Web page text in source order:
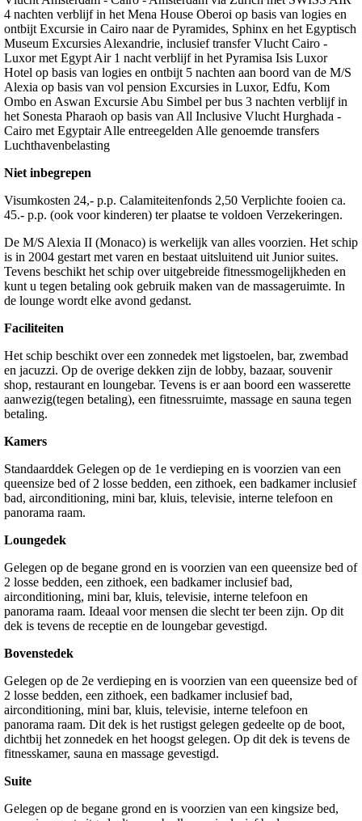
4 nachten verblijf in het Mena House Oberoi op basis van logies en
ontbijt Excursie in Cairo naar de Pyramides, Sphinx en het Egyptisch
Museum Excursies Alexandrie, inclusief transfer Vlucht Cairo -
Luxor met Egypt Air 1 nacht verblijf in het Pyramisa Isis Luxor
Hotel op basis van logies en ontbijt 5 nachten aan boord van de M/S
Alexia op basis van vol pension Excursies in Luxor, Edfu, Kom
Ombo en Aswan Excursie Abu Simbel per bus 3 nachten verblijf in
het Sonesta Pharaoh op basis van All Inclusive Vlucht Hurghada -
Cairo met Egyptair Alle entreegelden Alle genoemde transfers
Luchthavenbelasting
Niet inbegrepen
Visumkosten 24,- p.p. Calamiteitenfonds 2,50 Verplichte fooien ca.
45.- p.p. (ook voor kinderen) ter plaatse te voldoen Verzekeringen.
De M/S Alexia II (Monaco) is werkelijk van alles voorzien. Het schip
is in 2004 gestart met varen en bestaat uitsluitend uit Junior suites.
Tevens beschikt het schip over uitgebreide fitnessmogelijkheden en
kunt u tegen betaling ook gebruik maken van de massageruimte. In
de lounge wordt elke avond gedanst.
Faciliteiten
Het schip beschikt over een zonnedek met ligstoelen, bar, zwembad
en jacuzzi. Op de overige dekken zijn de lobby, bazaar, souvenir
shop, restaurant en loungebar. Tevens is er aan boord een wasserette
aanwezig(tegen betaling), een fitnessruimte, massage en sauna tegen
betaling.
Kamers
Standaarddek Gelegen op de 1e verdieping en is voorzien van een
queensize bed of 2 losse bedden, een zithoek, een badkamer inclusief
bad, airconditioning, mini bar, kluis, televisie, interne telefoon en
panorama raam.
Loungedek
Gelegen op de begane grond en is voorzien van een queensize bed of
2 losse bedden, een zithoek, een badkamer inclusief bad,
airconditioning, mini bar, kluis, televisie, interne telefoon en
panorama raam. Ideaal voor mensen die slecht ter been zijn. Op dit
dek is tevens de receptie en de loungebar gevestigd.
Bovenstedek
Gelegen op de 2e verdieping en is voorzien van een queensize bed of
2 losse bedden, een zithoek, een badkamer inclusief bad,
airconditioning, mini bar, kluis, televisie, interne telefoon en
panorama raam. Dit dek is het rustigst gelegen gedeelte op de boot,
dichtbij het zonnedek en het hoogst gelegen. Op dit dek is tevens de
fitnesskamer, sauna en massage gevestigd.
Suite
Gelegen op de begane grond en is voorzien van een kingsize bed,